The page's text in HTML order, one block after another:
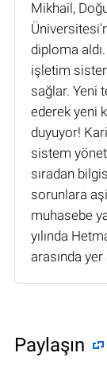
Mikhail,
diploma
işletim
sağlar. Yeni
ederek yeni
duyuyor!
sistem
sıradan
sorunlara
muhasebe
yılında
arasında yer
Paylaşın